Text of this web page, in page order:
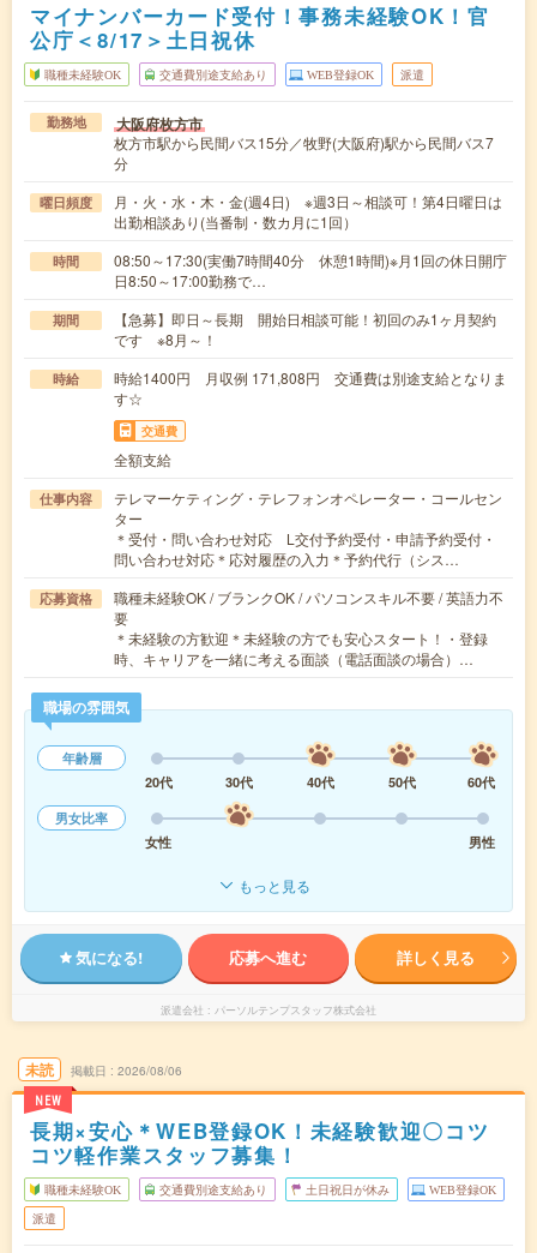
マイナンバーカード受付！事務未経験OK！官
公庁＜8/17＞土日祝休
職種未経験OK 交通費別途支給あり WEB登録OK 派遣
勤務地 大阪府枚方市
枚方市駅から民間バス15分／牧野(大阪府)駅から民間バス7
分
曜日頻度
月・火・水・木・金(週4日) ※週3日～相談可！第4日曜日は
出勤相談あり(当番制・数カ月に1回）
時間
08:50～17:30(実働7時間40分 休憩1時間)※月1回の休日開庁
日8:50～17:00勤務で…
期間
【急募】即日～長期 開始日相談可能！初回のみ1ヶ月契約
です ※8月～！
時給
時給1400円 月収例 171,808円 交通費は別途支給となりま
す☆
交通費
全額支給
仕事内容
テレマーケティング・テレフォンオペレーター・コールセン
ター
＊受付・問い合わせ対応 L交付予約受付・申請予約受付・
問い合わせ対応＊応対履歴の入力＊予約代行（シス…
応募資格
職種未経験OK / ブランクOK / パソコンスキル不要 / 英語力不
要
＊未経験の方歓迎＊未経験の方でも安心スタート！・登録
時、キャリアを一緒に考える面談（電話面談の場合）…
職場の雰囲気
年齢層
20代
30代 40代 50代
60代
男女比率
女性
男性
もっと見る
気になる! 応募へ進む 詳しく見る
派遣会社 パーソルテンプスタッフ株式会社
未読
NEW
掲載日 2026/08/06
長期×安心＊WEB登録OK！未経験歓迎〇コツ
コツ軽作業スタッフ募集！
職種未経験OK 交通費別途支給あり 土日祝日が休み WEB登録OK
派遣